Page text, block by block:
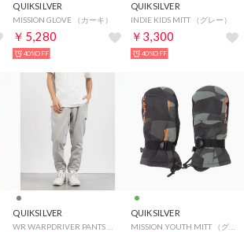
QUIKSILVER
MISSION GLOVE （カーキ）
￥5,280
40%OFF
QUIKSILVER
INDIE KIDS MITT （グレー）
￥3,300
40%OFF
QUIKSILVER QUIKSILVER
MISSION YOUTH MITT （グリーン）